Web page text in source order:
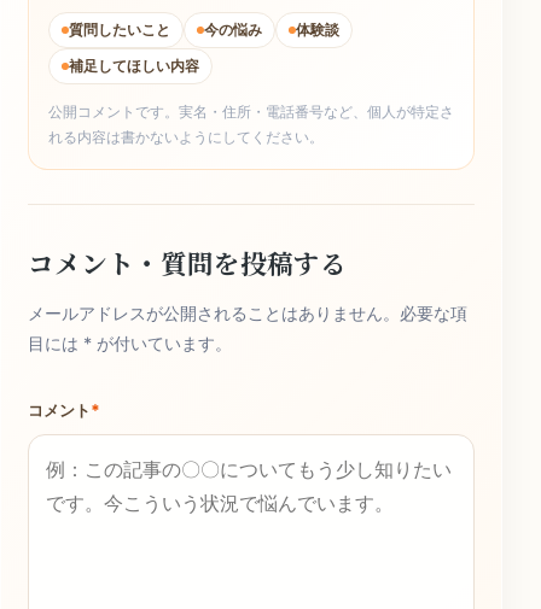
質問したいこと 今の悩み
体験談
補足してほしい内容
公開コメントです。実名・住所・電話番号など、個人が特定さ
れる内容は書かないようにしてください。
コメント・質問を投稿する
メールアドレスが公開されることはありません。必要な項
目には * が付いています。
コメント*